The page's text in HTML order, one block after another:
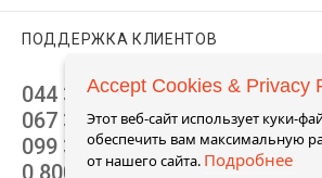
ПОДДЕРЖКА КЛИЕНТОВ
044 392 44 45
067 344 14 44 (viber)
099 399 23 80
0 800 305 805
Accept Cookies & Privacy
Этот веб-сайт использует куки-
обеспечить вам максимальную
от нашего сайта. Подробнее